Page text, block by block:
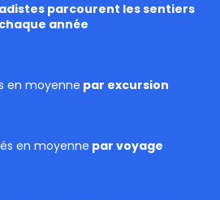
parcourent les sentiers
chaque année
en moyenne par excursion
en moyenne par voyage